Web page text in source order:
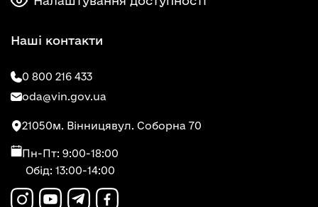
Наші контакти
0 800 216 433
oda@vin.gov.ua
21050м. Вінницявул. Соборна 70
Пн-Пт: 9:00-18:00
Обід: 13:00-14:00